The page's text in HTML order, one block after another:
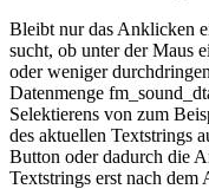
Bleibt nur das Anklicken
sucht, ob unter der Maus
oder weniger
Datenmenge
Selektierens von zum
des aktuellen Textstrings
Button oder dadurch die
Textstrings erst nach dem